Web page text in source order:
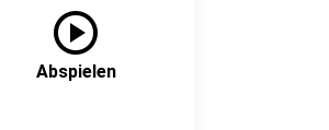
play_circle
Abspielen